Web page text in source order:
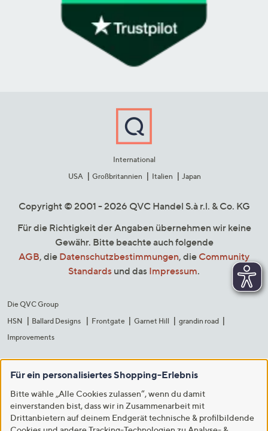
International
USA
Großbritannien Italien Japan
Copyright © 2001 - 2026 QVC Handel S.à r.l. & Co. KG
Für die Richtigkeit der Angaben übernehmen wir keine
Gewähr. Bitte beachte auch folgende
AGB, die Datenschutzbestimmungen, die Community
Standards und das Impressum.
Die QVC Group
HSN
Ballard Designs Frontgate Garnet Hill
grandin road
Improvements
Für ein personalisiertes Shopping-Erlebnis
Bitte wähle „Alle Cookies zulassen“, wenn du damit
einverstanden bist, dass wir in Zusammenarbeit mit
Drittanbietern auf deinem Endgerät technische & profilbildende